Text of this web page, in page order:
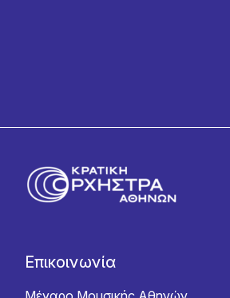
Επικοινωνία